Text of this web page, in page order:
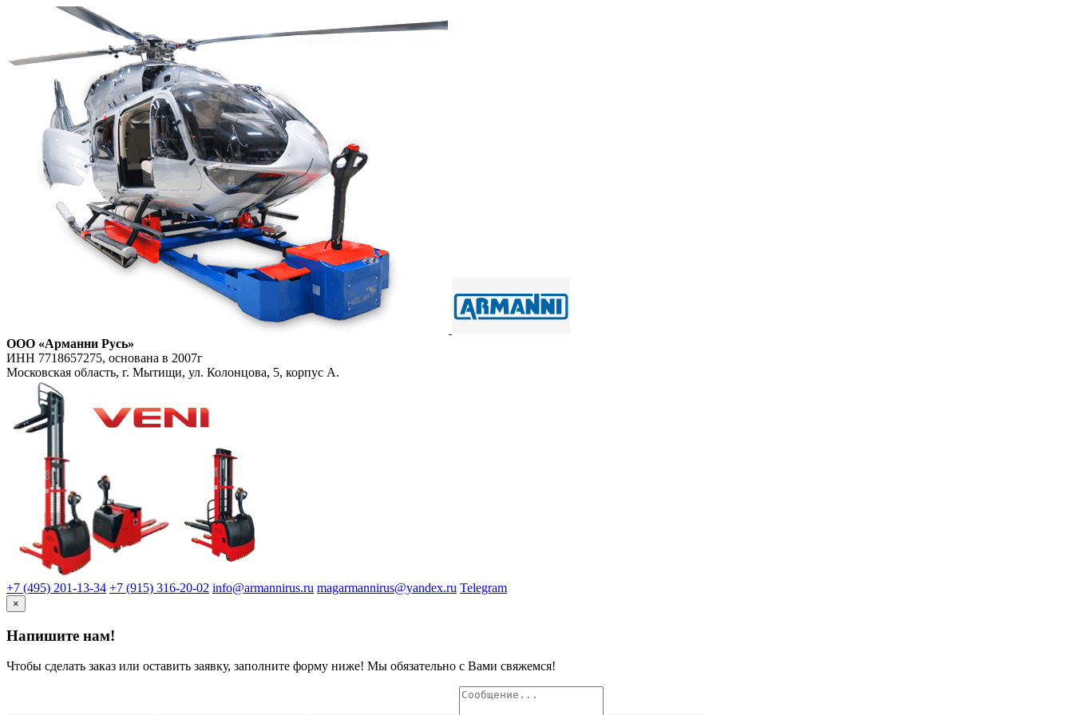
ООО «Арманни Русь»
ИНН 7718657275, основана в 2007г
Московская область, г. Мытищи, ул. Колонцова, 5, корпус А.
+7 (495) 201-13-34 ‪+7 (915) 316-20-02 info@armannirus.ru magarmannirus@yandex.ru Telegram
×
Напишите нам!
Чтобы сделать заказ или оставить заявку, заполните форму ниже! Мы обязательно с Вами свяжемся!